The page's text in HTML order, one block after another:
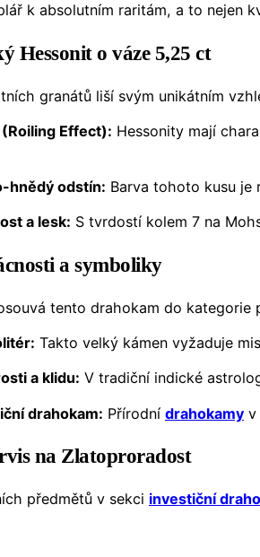
k absolutním raritám, a to nejen
Hessonit o váze 5,25 ct
granátů liší svým unikátním
(Roiling Effect): Hessonity mají
hnědý odstín: Barva tohoto kusu je
a lesk: S tvrdostí kolem 7 na
a symboliky
tento drahokam do kategorie
Takto velký kámen vyžaduje
a klidu: V tradiční indické
drahokam: Přírodní drahokamy v
na Zlatoproradost
předmětů v sekci investiční